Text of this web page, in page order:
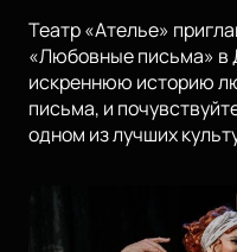
Театр «Ателье»
«Любовные письма» в
искреннюю историю
письма, и
одном из лучших